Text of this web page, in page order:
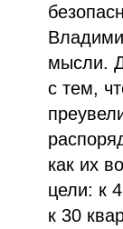
мысли.
с тем,
как их
цели: к
к 30